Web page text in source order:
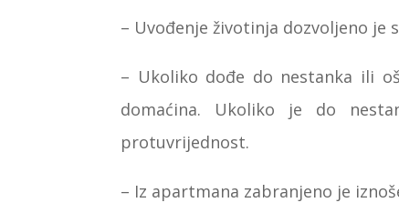
– Uvođenje životinja dozvoljeno je
– Ukoliko dođe do nestanka ili
domaćina. Ukoliko je do
protuvrijednost.
– Iz apartmana zabranjeno je